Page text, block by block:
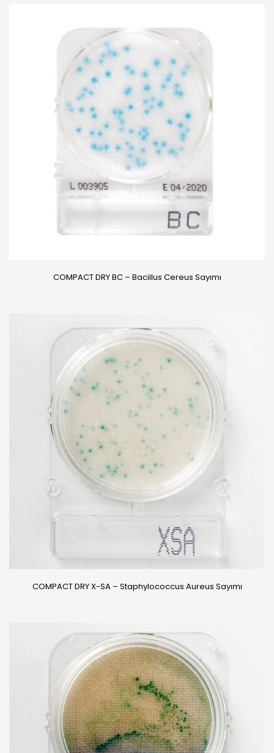
COMPACT DRY BC – Bacillus Cereus Sayımı
COMPACT DRY X-SA – Staphylococcus Aureus Sayımı